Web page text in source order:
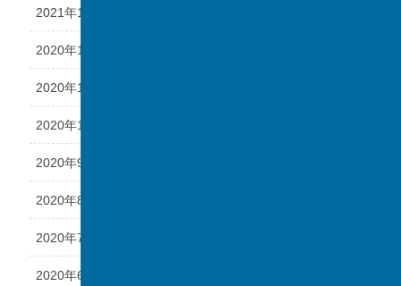
2021年1月
2020年12月
2020年11月
2020年10月
2020年9月
2020年8月
2020年7月
2020年6月